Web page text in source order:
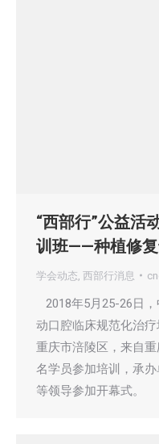
“西部行”公益活
训班——种植修
学会动态 西部行消息
2018年5月25-26日，
动口腔临床规范化治
重庆市涪陵区，来自
名学员参加培训，承
等领导参加开幕式。